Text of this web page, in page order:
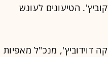
הטיעונים לעונש
דוידוביץ', מנכ"ל מאפיות